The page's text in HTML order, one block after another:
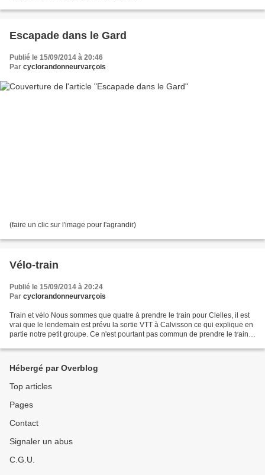
Escapade dans le Gard
Publié le 15/09/2014 à 20:46
Par cyclorandonneurvarçois
(faire un clic sur l'image pour l'agrandir)
Vélo-train
Publié le 15/09/2014 à 20:24
Par cyclorandonneurvarçois
Train et vélo Nous sommes que quatre à prendre le train pour Clelles, il est
vrai que le lendemain est prévu la sortie VTT à Calvisson ce qui explique en
partie notre petit groupe. Ce n'est pourtant pas commun de prendre le train
Hébergé par Overblog
Top articles
Pages
Contact
Signaler un abus
C.G.U.